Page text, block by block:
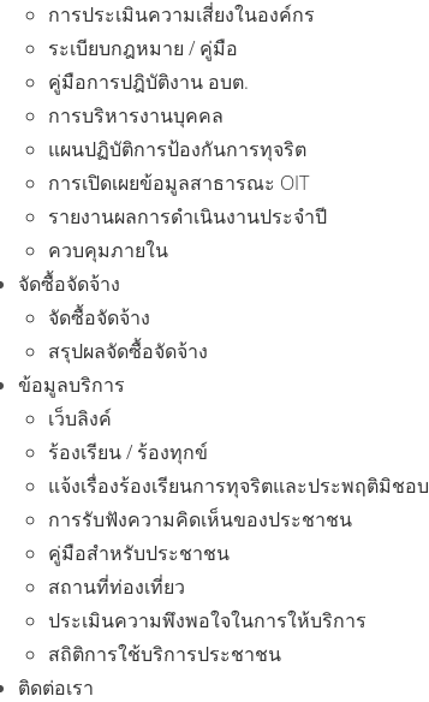
การประเมินความเสี่ยงในองค์กร
ระเบียบกฎหมาย / คู่มือ
คู่มือการปฎิบัติงาน อบต.
การบริหารงานบุคคล
แผนปฏิบัติการป้องกันการทุจริต
การเปิดเผยข้อมูลสาธารณะ OIT
รายงานผลการดำเนินงานประจำปี
ควบคุมภายใน
จัดซื้อจัดจ้าง
จัดซื้อจัดจ้าง
สรุปผลจัดซื้อจัดจ้าง
ข้อมูลบริการ
เว็บลิงค์
ร้องเรียน / ร้องทุกข์
แจ้งเรื่องร้องเรียนการทุจริตและประพฤติมิชอบ
การรับฟังความคิดเห็นของประชาชน
คู่มือสำหรับประชาชน
สถานที่ท่องเที่ยว
ประเมินความพึงพอใจในการให้บริการ
สถิติการใช้บริการประชาชน
ติดต่อเรา